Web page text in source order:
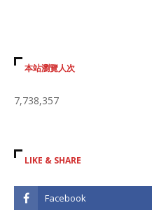
本站瀏覽人次
7,738,357
LIKE & SHARE